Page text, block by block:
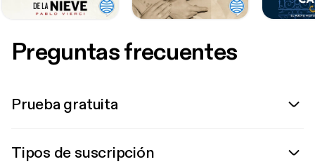
Preguntas frecuentes
Prueba gratuita
Tipos de suscripción